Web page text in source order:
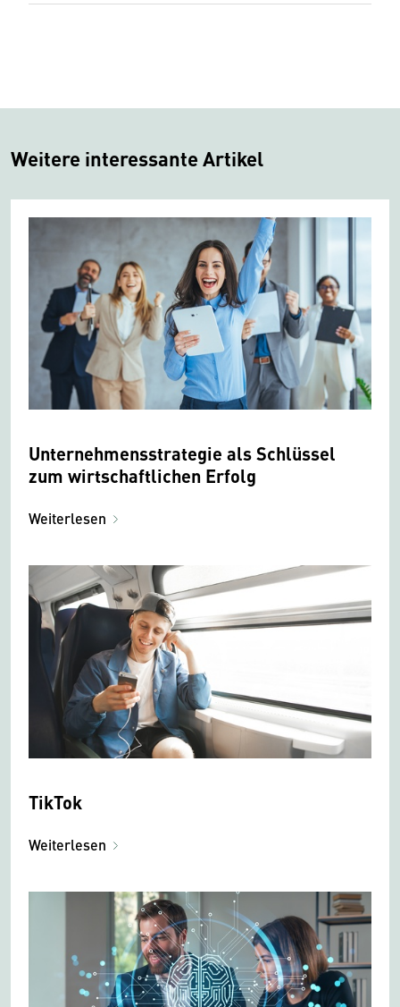
Weitere interessante Artikel
Unternehmensstrategie als Schlüssel
zum wirtschaftlichen Erfolg
Weiterlesen
TikTok
Weiterlesen